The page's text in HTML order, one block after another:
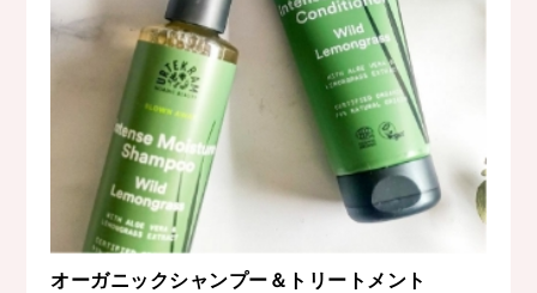
オーガニックシャンプー＆トリートメント